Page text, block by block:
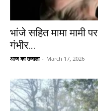
भांजे सहित मामा मामी
गंभीर...
आज का उजाला - March 17, 2026